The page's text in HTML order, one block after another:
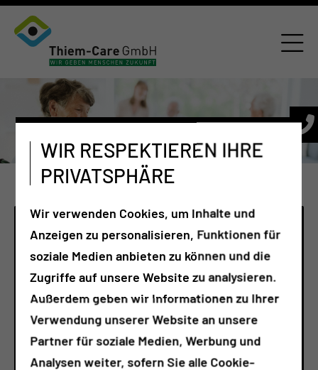
WIR RESPEKTIEREN IHRE
PRIVATSPHÄRE
Wir verwenden Cookies, um Inhalte und
Anzeigen zu personalisieren, Funktionen für
soziale Medien anbieten zu können und die
Zugriffe auf unsere Website zu analysieren.
Außerdem geben wir Informationen zu Ihrer
Verwendung unserer Website an unsere
Partner für soziale Medien, Werbung und
Analysen weiter, sofern Sie alle Cookie-